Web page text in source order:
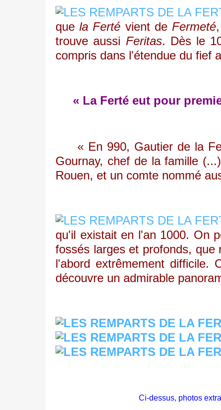
quela Ferté vient de Fermeté
trouve aussi Feritas. Dès le
compris dans l'étendue du fief
« La Ferté eut pour
« En 990, Gautier de la
Gournay, chef de la famille
Rouen, et un comte nommé
qu'il existait en l'an 1000. On
fossés larges et profonds, que
l'abord extrêmement difficile.
découvre un admirable
Ci-dessus, photos